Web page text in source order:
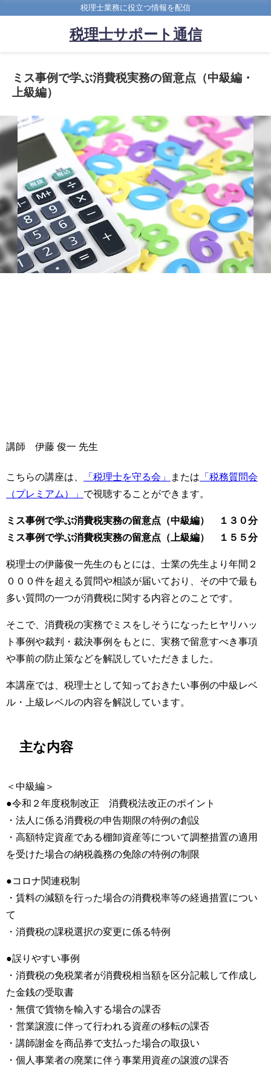
税理士業務に役立つ情報を配信
税理士サポート通信
ミス事例で学ぶ消費税実務の留意点（中級編・
上級編）
講師 伊藤 俊一 先生
こちらの講座は、 「税理士を守る会」 または 「税務質問会
（プレミアム）」 で視聴することができます。
ミス事例で学ぶ消費税実務の留意点（中級編） １３０分
ミス事例で学ぶ消費税実務の留意点（上級編） １５５分
税理士の伊藤俊一先生のもとには、士業の先生より年間２
０００件を超える質問や相談が届いており、その中で最も
多い質問の一つが消費税に関する内容とのことです。
そこで、消費税の実務でミスをしそうになったヒヤリハッ
ト事例や裁判・裁決事例をもとに、実務で留意すべき事項
や事前の防止策などを解説していただきました。
本講座では、税理士として知っておきたい事例の中級レベ
ル・上級レベルの内容を解説しています。
主な内容
＜中級編＞
●令和２年度税制改正 消費税法改正のポイント
・法人に係る消費税の申告期限の特例の創設
・高額特定資産である棚卸資産等について調整措置の適用
を受けた場合の納税義務の免除の特例の制限
●コロナ関連税制
・賃料の減額を行った場合の消費税率等の経過措置につい
て
・消費税の課税選択の変更に係る特例
●誤りやすい事例
・消費税の免税業者が消費税相当額を区分記載して作成し
た⾦銭の受取書
・無償で貨物を輸⼊する場合の課否
・営業譲渡に伴って⾏われる資産の移転の課否
・講師謝⾦を商品券で⽀払った場合の取扱い
・個⼈事業者の廃業に伴う事業⽤資産の譲渡の課否